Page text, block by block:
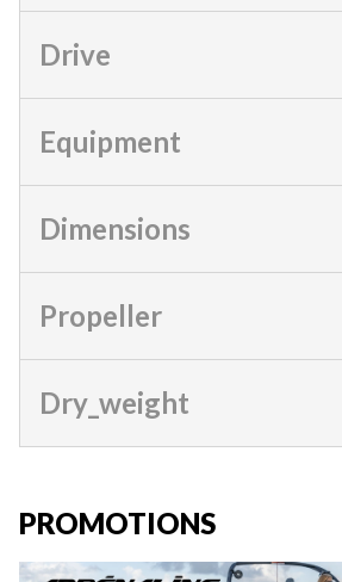
Drive
Equipment
Dimensions
Propeller
Dry_weight
PROMOTIONS